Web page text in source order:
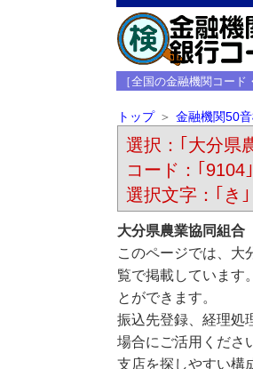
［全国の金融機関コー
トップ 金融機関50
選択：｢大分県
コード：｢9104｣
選択文字：｢き｣
大分県農業協同組合
このページでは、大
覧で掲載しています
とができます。
振込先登録、経理処
場合にご活用くださ
支店を探しやすい構